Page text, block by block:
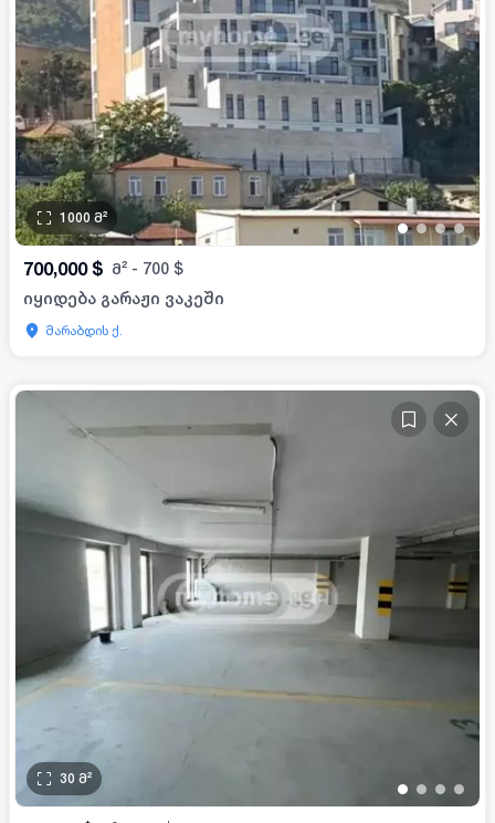
••••
1000 მ²
700,000 $ მ² - 700 $
იყიდება გარაჟი ვაკეში
მარაბდის ქ.
• • • •
30 მ²